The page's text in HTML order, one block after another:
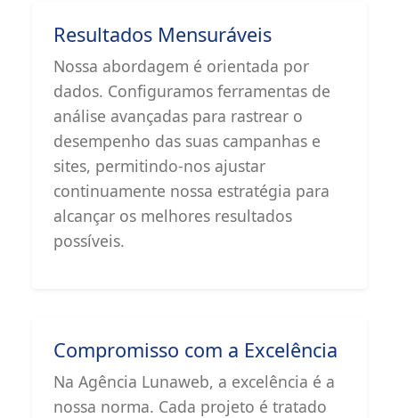
Resultados Mensuráveis
Nossa abordagem é orientada por
dados. Configuramos ferramentas de
análise avançadas para rastrear o
desempenho das suas campanhas e
sites, permitindo-nos ajustar
continuamente nossa estratégia para
alcançar os melhores resultados
possíveis.
Compromisso com a Excelência
Na Agência Lunaweb, a excelência é a
nossa norma. Cada projeto é tratado